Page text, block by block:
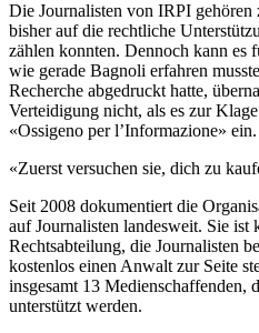
Die Journalisten von IRPI
bisher auf die rechtliche
zählen konnten. Dennoch kann es
wie gerade Bagnoli erfahren
Recherche abgedruckt hatte,
Verteidigung nicht, als es zur
«Ossigeno per l’Informazione» ein.
«Zuerst versuchen sie, dich zu
Seit 2008 dokumentiert die
auf Journalisten landesweit. Sie ist
Rechtsabteilung, die Journalisten
kostenlos einen Anwalt zur Seite
insgesamt 13 Medienschaffenden,
unterstützt werden.